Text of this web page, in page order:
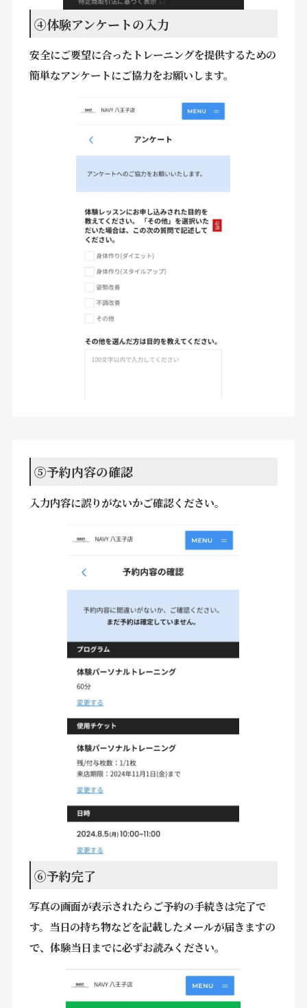
④体験アンケートの入力
安全にご要望に合ったトレーニングを提供するための
簡単なアンケートにご協力をお願いします。
⑤予約内容の確認
入力内容に誤りがないかご確認ください。
⑥予約完了
写真の画面が表示されたらご予約の手続きは完了で
す。当日の持ち物などを記載したメールが届きますの
で、体験当日までに必ずお読みください。